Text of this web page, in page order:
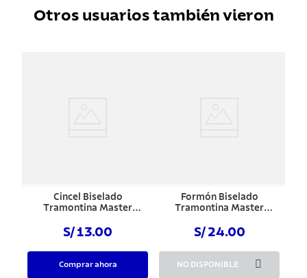
Otros usuarios también vieron
Cincel Biselado
Tramontina Master
S/ 13.00
Comprar ahora
Formón Biselado
Tramontina Master
S/ 24.00
NO DISPONIBLE